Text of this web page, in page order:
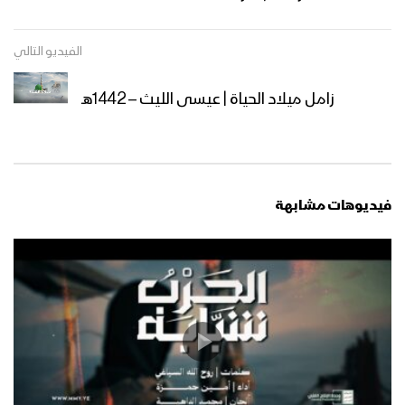
مشاهد جوية من الحشود المليونية في
1447هـ 04-09-2025
مسير ضوئي لقوات الاحتياط والتدخل
المركزي احتفاءا بذكرى المولد النبوي
1447هـ
الفيديو التالي
زامل ميلاد الحياة | عيسى الليث – 1442هـ
فيديوهات مشابهة